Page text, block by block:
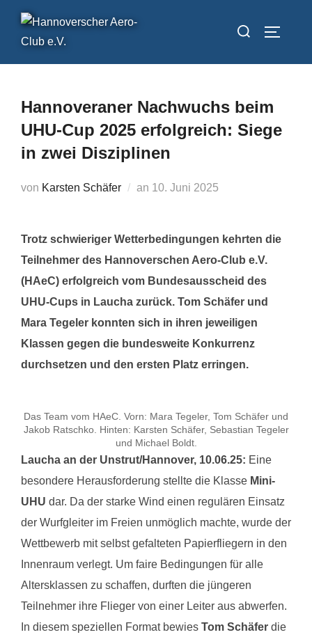
Inhalt
springen
Suchen
Hannoveraner Nachwuchs beim
UHU-Cup 2025 erfolgreich: Siege
in zwei Disziplinen
von Karsten Schäfer an Veröffentlicht
10. Juni 2025
Trotz schwieriger Wetterbedingungen kehrten die
Teilnehmer des Hannoverschen Aero-Club e.V.
(HAeC) erfolgreich vom Bundesausscheid des
UHU-Cups in Laucha zurück. Tom Schäfer und
Mara Tegeler konnten sich in ihren jeweiligen
Klassen gegen die bundesweite Konkurrenz
durchsetzen und den ersten Platz erringen.
Das Team vom HAeC. Vorn: Mara Tegeler, Tom Schäfer und
Jakob Ratschko. Hinten: Karsten Schäfer, Sebastian Tegeler
und Michael Boldt.
Laucha an der Unstrut/Hannover, 10.06.25: Eine
besondere Herausforderung stellte die Klasse Mini-
UHU dar. Da der starke Wind einen regulären Einsatz
der Wurfgleiter im Freien unmöglich machte, wurde der
Wettbewerb mit selbst gefalteten Papierfliegern in den
Innenraum verlegt. Um faire Bedingungen für alle
Altersklassen zu schaffen, durften die jüngeren
Teilnehmer ihre Flieger von einer Leiter aus abwerfen.
In diesem speziellen Format bewies Tom Schäfer die